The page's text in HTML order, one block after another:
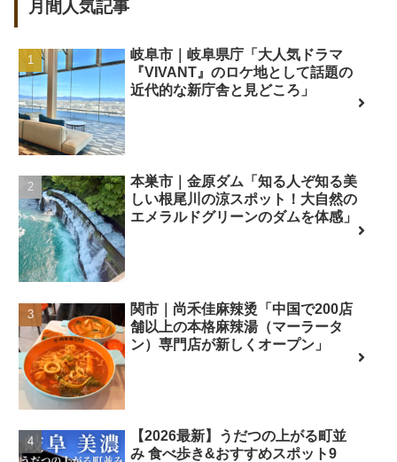
月間人気記事
岐阜市｜岐阜県庁「大人気ドラマ
『VIVANT』のロケ地として話題の
近代的な新庁舎と見どころ」
本巣市｜金原ダム「知る人ぞ知る美
しい根尾川の涼スポット！大自然の
エメラルドグリーンのダムを体感」
関市｜尚禾佳麻辣烫「中国で200店
舗以上の本格麻辣湯（マーラータ
ン）専門店が新しくオープン」
【2026最新】うだつの上がる町並
み 食べ歩き&おすすめスポット9